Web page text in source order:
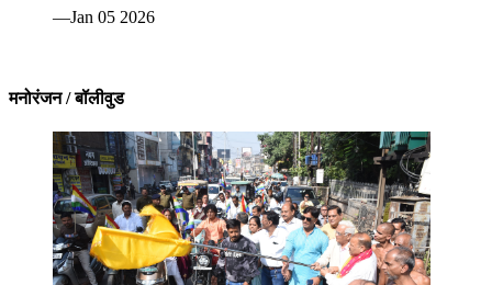
—Jan 05 2026
मनोरंजन / बॉलीवुड